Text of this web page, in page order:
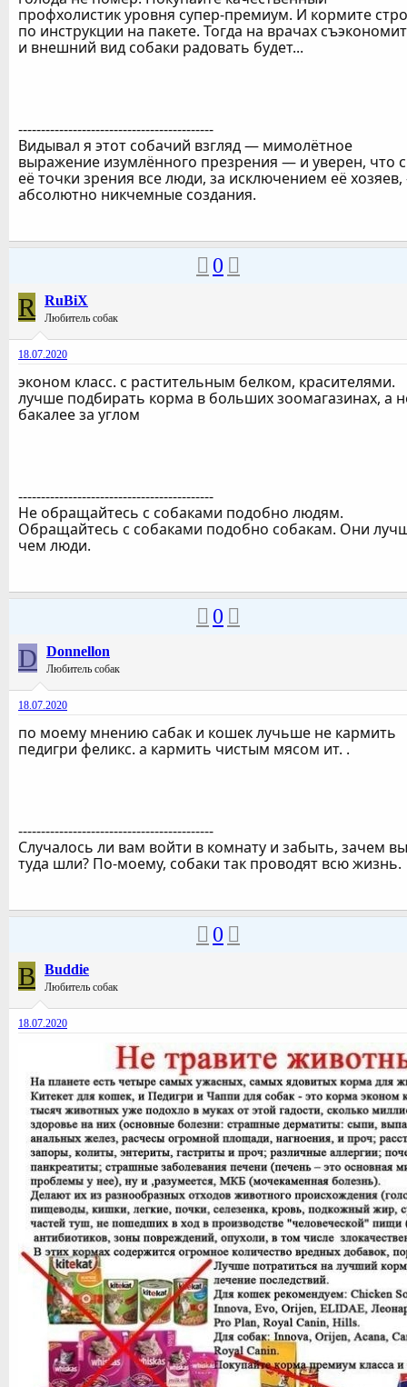
профхолистик уровня супер-премиум. И кормите
по инструкции на пакете. Тогда на врачах
и внешний вид собаки радовать будет...
-------------------------------------------
Видывал я этот собачий взгляд — мимолётное
выражение изумлённого презрения — и уверен, что с
её точки зрения все люди, за исключением её
абсолютно никчемные создания.
0
R RuBiX
Любитель собак
18.07.2020
эконом класс. с растительным белком, красителями.
лучше подбирать корма в больших зоомагазинах, а
бакалее за углом
-------------------------------------------
Не обращайтесь с собаками подобно людям.
Обращайтесь с собаками подобно собакам. Они
чем люди.
0
D Donnellon
Любитель собак
18.07.2020
по моему мнению сабак и кошек лучьше не кармить
педигри феликс. а кармить чистым мясом ит. .
-------------------------------------------
Случалось ли вам войти в комнату и забыть, зачем вы
туда шли? По-моему, собаки так проводят всю жизнь.
0
B Buddie
Любитель собак
18.07.2020